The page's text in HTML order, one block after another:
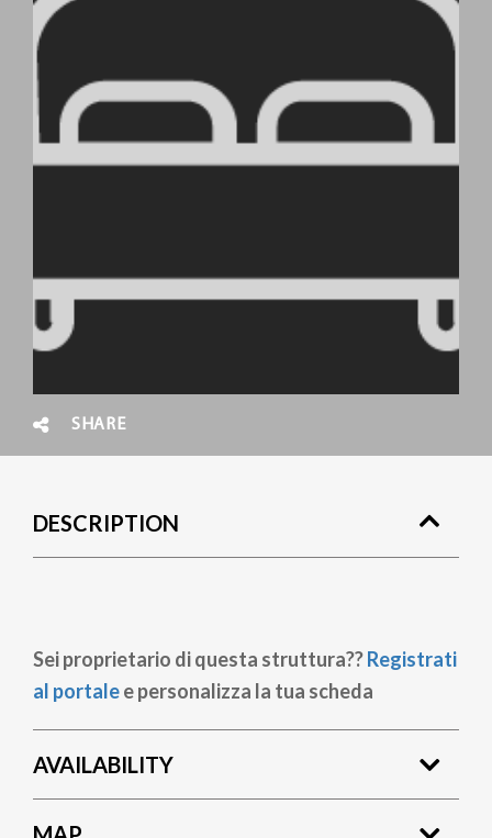
SHARE
DESCRIPTION
Sei proprietario di questa struttura??Registrati
al portalee personalizza la tua scheda
AVAILABILITY